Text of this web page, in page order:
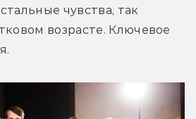
чувства, так
возрасте. Ключевое